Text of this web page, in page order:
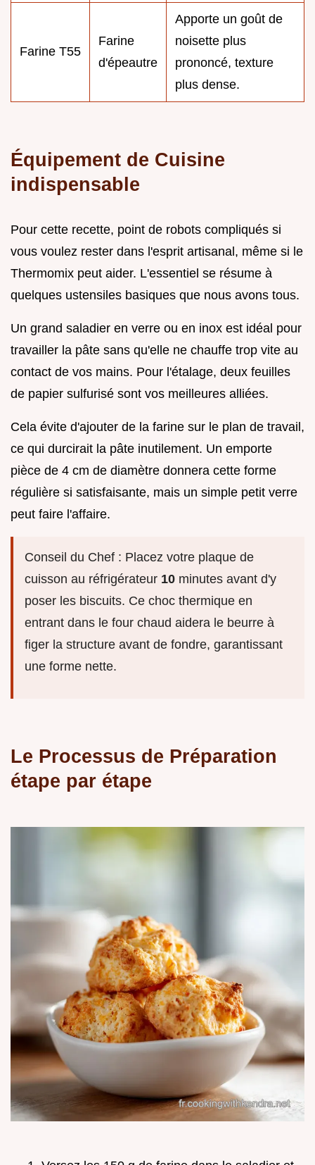
Farine T55
Farine
d'épeautre
Apporte un goût de
noisette plus
prononcé, texture
plus dense.
Équipement de Cuisine
indispensable
Pour cette recette, point de robots compliqués si
vous voulez rester dans l'esprit artisanal, même si le
Thermomix peut aider. L'essentiel se résume à
quelques ustensiles basiques que nous avons tous.
Un grand saladier en verre ou en inox est idéal pour
travailler la pâte sans qu'elle ne chauffe trop vite au
contact de vos mains. Pour l'étalage, deux feuilles
de papier sulfurisé sont vos meilleures alliées.
Cela évite d'ajouter de la farine sur le plan de travail,
ce qui durcirait la pâte inutilement. Un emporte
pièce de 4 cm de diamètre donnera cette forme
régulière si satisfaisante, mais un simple petit verre
peut faire l'affaire.
Conseil du Chef : Placez votre plaque de
cuisson au réfrigérateur 10 minutes avant d'y
poser les biscuits. Ce choc thermique en
entrant dans le four chaud aidera le beurre à
figer la structure avant de fondre, garantissant
une forme nette.
Le Processus de Préparation
étape par étape